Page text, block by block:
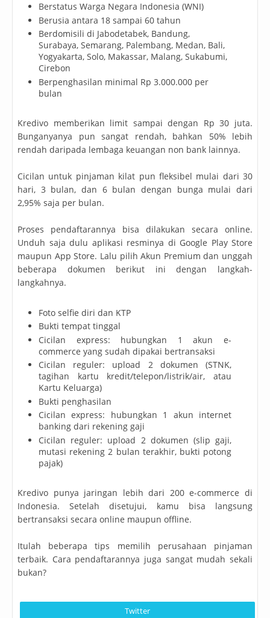
Berstatus Warga Negara Indonesia (WNI)
Berusia antara 18 sampai 60 tahun
Berdomisili di Jabodetabek, Bandung,
Surabaya, Semarang, Palembang, Medan, Bali,
Yogyakarta, Solo, Makassar, Malang, Sukabumi,
Cirebon
Berpenghasilan minimal Rp 3.000.000 per
bulan
Kredivo memberikan limit sampai dengan Rp 30 juta.
Bunganyanya pun sangat rendah, bahkan 50% lebih
rendah daripada lembaga keuangan non bank lainnya.
Cicilan untuk pinjaman kilat pun fleksibel mulai dari 30
hari, 3 bulan, dan 6 bulan dengan bunga mulai dari
2,95% saja per bulan.
Proses pendaftarannya bisa dilakukan secara online.
Unduh saja dulu aplikasi resminya di Google Play Store
maupun App Store. Lalu pilih Akun Premium dan unggah
beberapa dokumen berikut ini dengan langkah-
langkahnya.
Foto selfie diri dan KTP
Bukti tempat tinggal
Cicilan express: hubungkan 1 akun e-
commerce yang sudah dipakai bertransaksi
Cicilan reguler: upload 2 dokumen (STNK,
tagihan kartu kredit/telepon/listrik/air, atau
Kartu Keluarga)
Bukti penghasilan
Cicilan express: hubungkan 1 akun internet
banking dari rekening gaji
Cicilan reguler: upload 2 dokumen (slip gaji,
mutasi rekening 2 bulan terakhir, bukti potong
pajak)
Kredivo punya jaringan lebih dari 200 e-commerce di
Indonesia. Setelah disetujui, kamu bisa langsung
bertransaksi secara online maupun offline.
Itulah beberapa tips memilih perusahaan pinjaman
terbaik. Cara pendaftarannya juga sangat mudah sekali
bukan?
Twitter